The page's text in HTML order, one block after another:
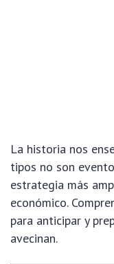
La historia nos
tipos no son
estrategia más
económico.
para anticipar y
avecinan.